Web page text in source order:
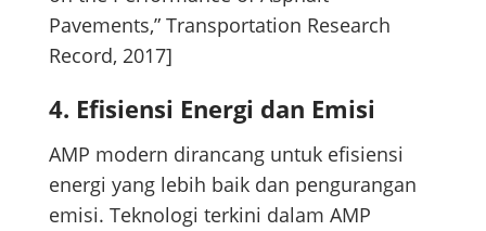
Pavements,” Transportation Research
Record, 2017]
4. Efisiensi Energi dan Emisi
AMP modern dirancang untuk efisiensi
energi yang lebih baik dan pengurangan
emisi. Teknologi terkini dalam AMP